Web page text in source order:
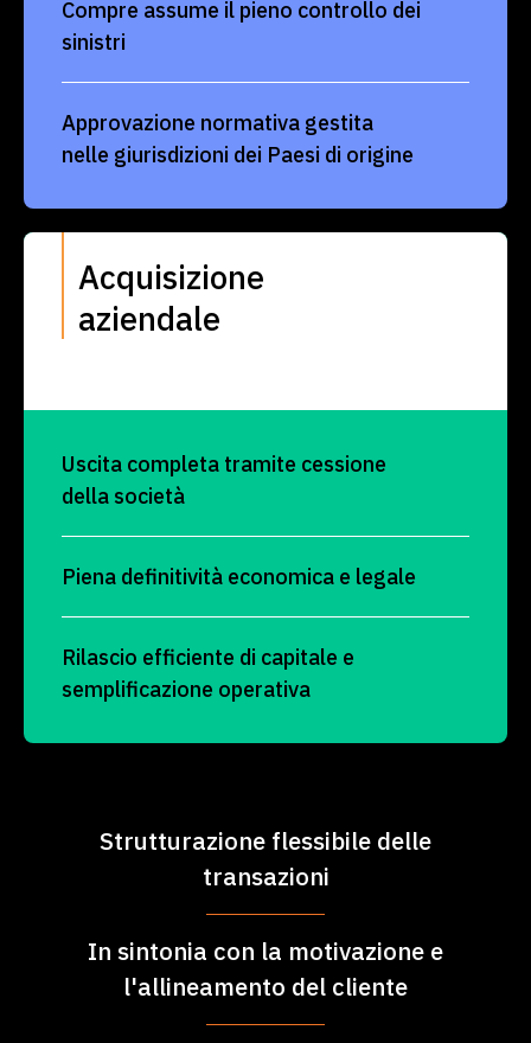
Compre assume il pieno controllo dei
sinistri
Approvazione normativa gestita
nelle giurisdizioni dei Paesi di origine
Acquisizione
aziendale
Uscita completa tramite cessione
della società
Piena definitività economica e legale
Rilascio efficiente di capitale e
semplificazione operativa
Strutturazione flessibile delle
transazioni
In sintonia con la motivazione e
l'allineamento del cliente